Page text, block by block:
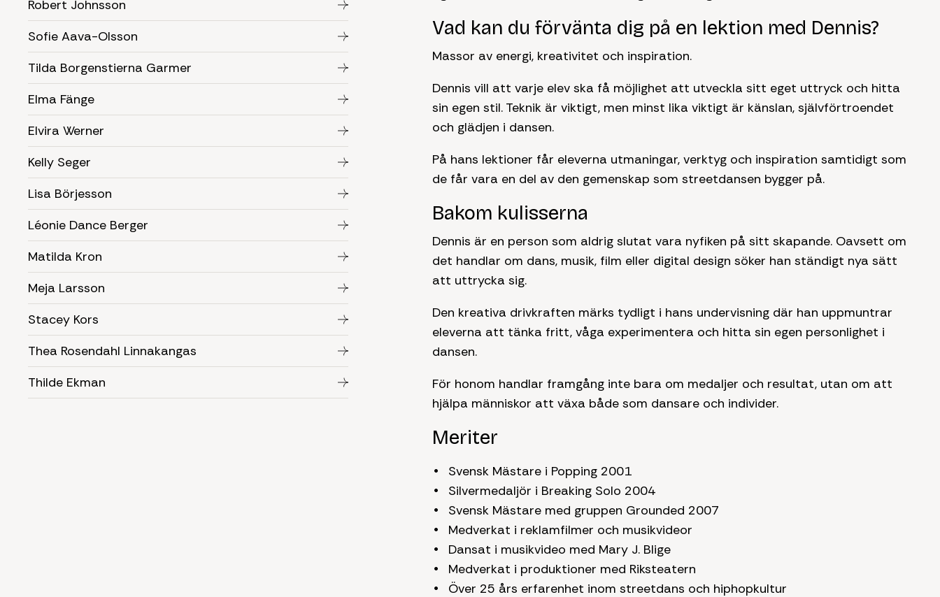
Robert Johnsson
Sofie Aava-Olsson
Tilda Borgenstierna Garmer
Elma Fänge
Elvira Werner
Kelly Seger
Lisa Börjesson
Léonie Dance Berger
Matilda Kron
Meja Larsson
Stacey Kors
Thea Rosendahl Linnakangas
Thilde Ekman
Vad kan du förvänta dig på en lektion med Dennis?
Massor av energi, kreativitet och inspiration.
Dennis vill att varje elev ska få möjlighet att utveckla sitt eget uttryck och hitta
sin egen stil. Teknik är viktigt, men minst lika viktigt är känslan, självförtroendet
och glädjen i dansen.
På hans lektioner får eleverna utmaningar, verktyg och inspiration samtidigt som
de får vara en del av den gemenskap som streetdansen bygger på.
Bakom kulisserna
Dennis är en person som aldrig slutat vara nyfiken på sitt skapande. Oavsett om
det handlar om dans, musik, film eller digital design söker han ständigt nya sätt
att uttrycka sig.
Den kreativa drivkraften märks tydligt i hans undervisning där han uppmuntrar
eleverna att tänka fritt, våga experimentera och hitta sin egen personlighet i
dansen.
För honom handlar framgång inte bara om medaljer och resultat, utan om att
hjälpa människor att växa både som dansare och individer.
Meriter
Svensk Mästare i Popping 2001
Silvermedaljör i Breaking Solo 2004
Svensk Mästare med gruppen Grounded 2007
Medverkat i reklamfilmer och musikvideor
Dansat i musikvideo med Mary J. Blige
Medverkat i produktioner med Riksteatern
Över 25 års erfarenhet inom streetdans och hiphopkultur